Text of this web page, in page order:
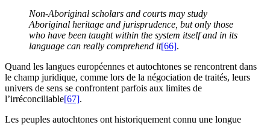
Non-Aboriginal scholars and courts may study
Aboriginal heritage and jurisprudence, but only those
who have been taught within the system itself and in its
language can really comprehend it[66].
Quand les langues européennes et autochtones se rencontrent dans
le champ juridique, comme lors de la négociation de traités, leurs
univers de sens se confrontent parfois aux limites de
l’irréconciliable[67].
Les peuples autochtones ont historiquement connu une longue